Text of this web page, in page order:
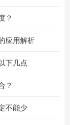
？
应用解析
下几点
？
不能少